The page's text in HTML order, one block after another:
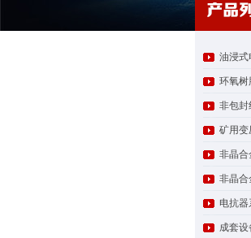
油浸式
环氧树
非包封
矿用变
非晶合
非晶合
电抗器
成套设